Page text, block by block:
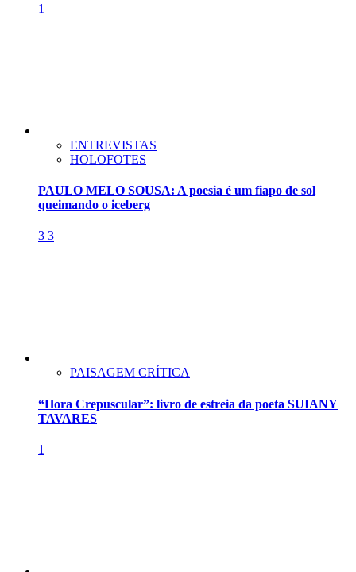
1
ENTREVISTAS
HOLOFOTES
PAULO MELO SOUSA: A poesia é um fiapo de sol
queimando o iceberg
3 3
PAISAGEM CRÍTICA
“Hora Crepuscular”: livro de estreia da poeta SUIANY
TAVARES
1